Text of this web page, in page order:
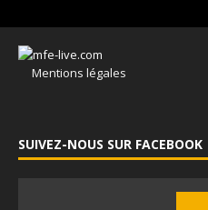
Mentions légales
SUIVEZ-NOUS SUR FACEBOOK